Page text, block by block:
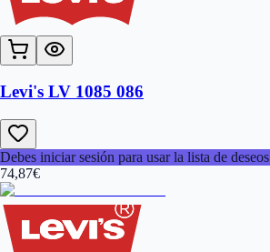
Levi's LV 1085 086
Debes iniciar sesión para usar la lista de deseos
74,87€